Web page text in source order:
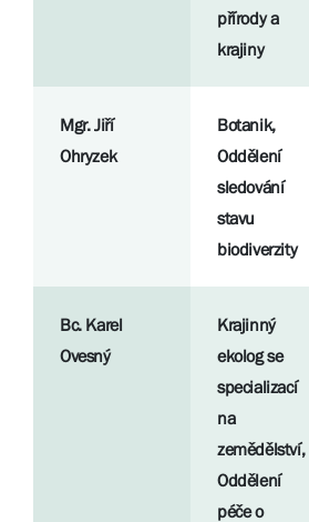
přírody a
krajiny
Mgr. Jiří
Ohryzek
Botanik,
Oddělení
sledování
stavu
biodiverzity
Bc. Karel
Ovesný
Krajinný
ekolog se
specializací
na
zemědělství,
Oddělení
péče o